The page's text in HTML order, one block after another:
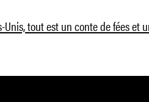
Unis, tout est un conte de fées et